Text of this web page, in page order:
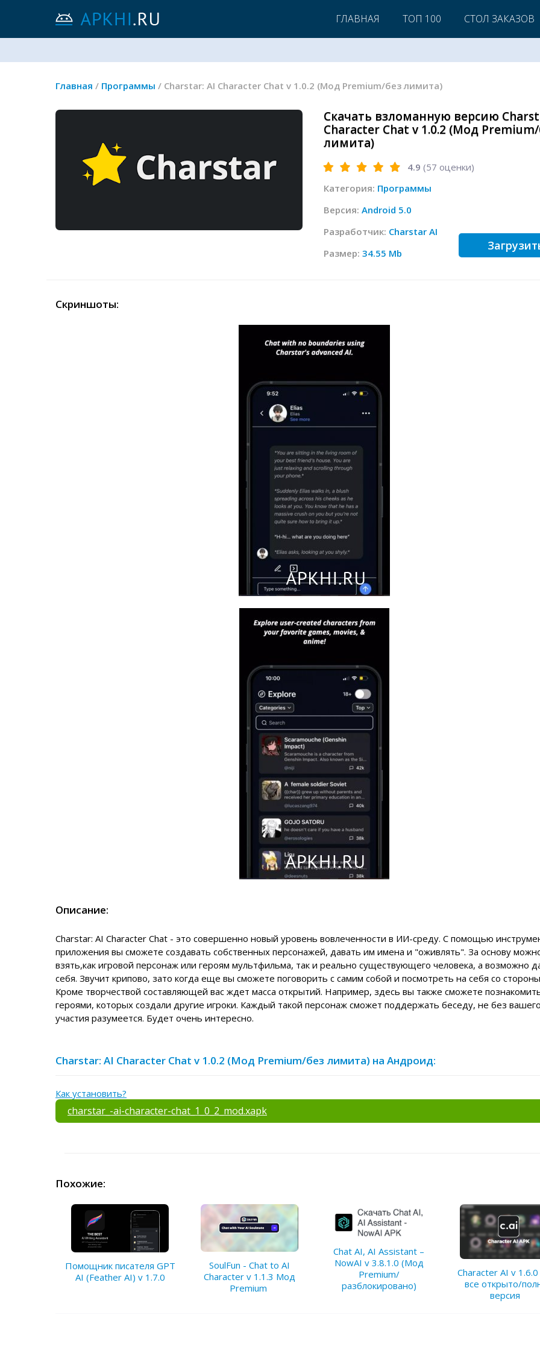
ГЛАВНАЯ ТОП 100 СТОЛ ЗАКАЗОВ
Главная / Программы / Charstar: AI Character Chat v 1.0.2 (Мод Premium/без лимита)
Скачать взломанную версию
Character Chat v 1.0.2 (Мод
лимита)
4.9 (57 оценки)
Категория: Программы
Версия: Android 5.0
Разработчик: Charstar AI
Размер: 34.55 Mb
Скриншоты:
Описание:
Charstar: AI Character Chat - это совершенно новый уровень вовлеченности в ИИ-среду. С помощью
приложения вы сможете создавать собственных персонажей, давать им имена и "оживлять". За основу
взять,как игровой персонаж или героям мультфильма, так и реально существующего человека, а возможно
себя. Звучит крипово, зато когда еще вы сможете поговорить с самим собой и посмотреть на себя со
Кроме творчествой составляющей вас ждет масса открытий. Например, здесь вы также сможете
героями, которых создали другие игроки. Каждый такой персонаж сможет поддержать беседу, не без
участия разумеется. Будет очень интересно.
Charstar: AI Character Chat v 1.0.2 (Мод Premium/без лимита) на Андроид:
Как установить?
charstar_-ai-character-chat_1_0_2_mod.xapk
Похожие:
Помощник писателя GPT
AI (Feather AI) v 1.7.0
SoulFun - Chat to AI
Character v 1.1.3 Мод
Premium
Chat AI, AI Assistant –
NowAI v 3.8.1.0 (Мод
Premium/
разблокировано)
Character AI v
все открыто/
версия